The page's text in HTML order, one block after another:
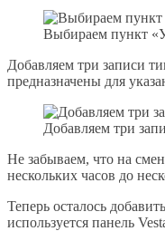
Выбираем пункт
Добавляем три записи
предназначены для
Добавляем три
Не забываем, что на
нескольких часов до
Теперь осталось
используется панель